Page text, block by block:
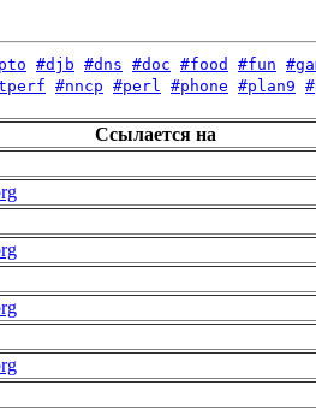
#djb #dns #doc #food #fun
#nncp #perl #phone #plan9
Ссылается на